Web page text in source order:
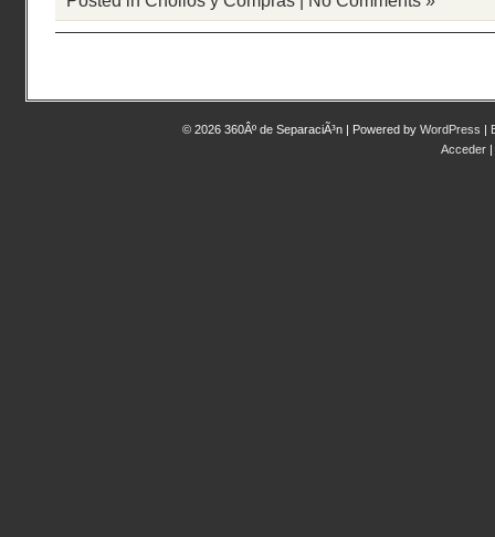
© 2026 360Âº de SeparaciÃ³n | Powered by WordPress |
Acceder